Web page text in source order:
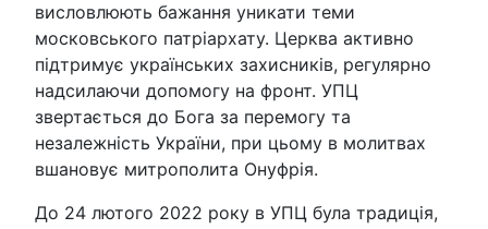
висловлюють бажання уникати теми
московського патріархату. Церква активно
підтримує українських захисників, регулярно
надсилаючи допомогу на фронт. УПЦ
звертається до Бога за перемогу та
незалежність України, при цьому в молитвах
вшановує митрополита Онуфрія.
До 24 лютого 2022 року в УПЦ була традиція,